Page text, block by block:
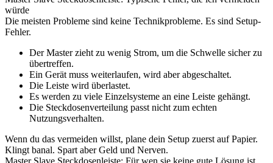
würde
Die meisten Probleme sind keine Technikprobleme. Es sind Setup-
Fehler.
Der Master zieht zu wenig Strom, um die Schwelle sicher zu
übertreffen.
Ein Gerät muss weiterlaufen, wird aber abgeschaltet.
Die Leiste wird überlastet.
Es werden zu viele Einzelsysteme an eine Leiste gehängt.
Die Steckdosenverteilung passt nicht zum echten
Nutzungsverhalten.
Wenn du das vermeiden willst, plane dein Setup zuerst auf Papier.
Klingt banal. Spart aber Geld und Nerven.
Master Slave Steckdosenleiste: Für wen sie keine gute Lösung ist